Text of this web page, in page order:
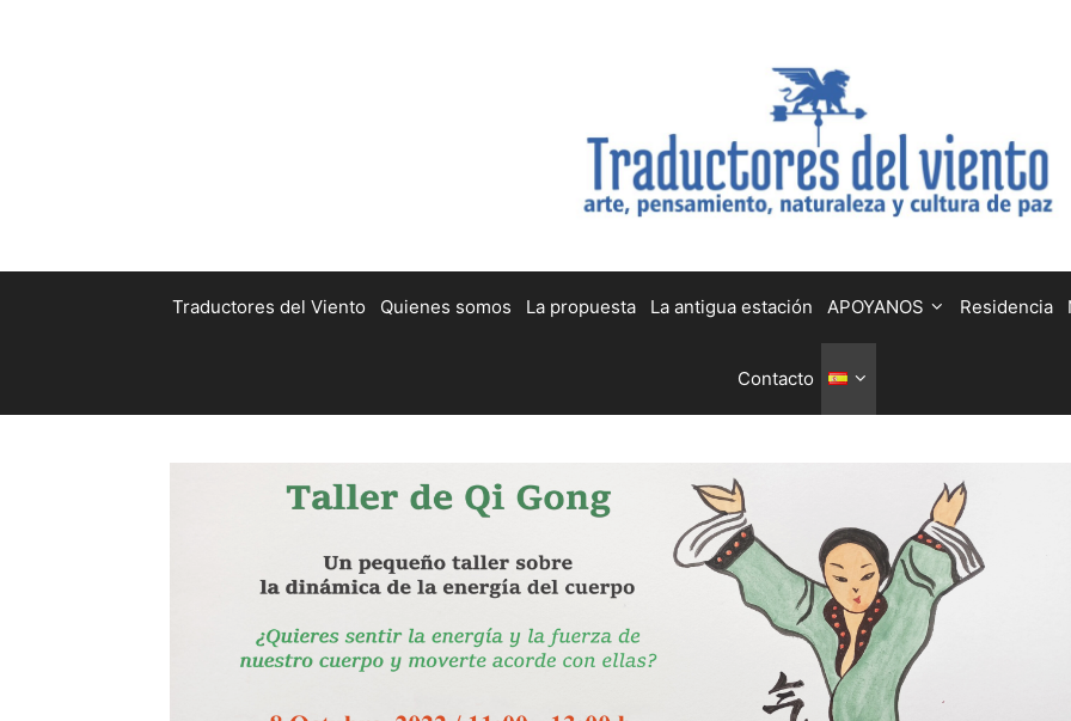
Traductores del Viento Quienes somos La propuesta La antigua estación APOYANOS Residencia
Contacto